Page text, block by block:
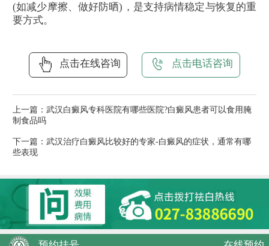
(如减少摩擦、做好防晒)，是支持病情稳定与恢复的重
要方式。
点击在线咨询 点击电话咨询
上一篇： 武汉白癜风专科医院有哪些医院?白癜风患者可以食用腌
制食品吗
下一篇： 武汉治疗白癜风比较好的专家-白癜风的症状，通常有哪
些表现